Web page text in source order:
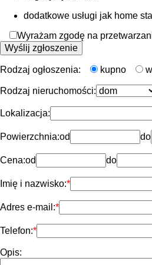
dodatkowe usługi jak home
Wyrażam zgodę na
Rodzaj ogłoszenia: kupno
Rodzaj nieruchomości:
Lokalizacja:
Powierzchnia:od do
Cena:od do
Imię i nazwisko:
Adres e-mail:
Telefon:
Opis: